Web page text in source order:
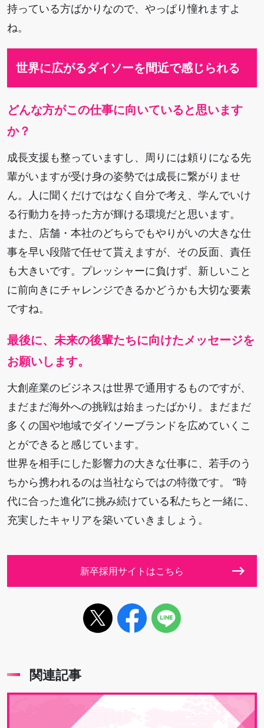
持っている方ばかりなので、やっぱり憧れますよ
ね。
世界に広がるダイソーを間近で感じられる
どんな方がこの仕事に向いていると思います
か？
成長支援も整っていますし、周りには頼りになる先
輩がいますが受け身の姿勢では成長に繋がりませ
ん。人に聞くだけではなく自分で考え、学んでいけ
る行動力を持った方が輝ける環境だと思います。
また、店舗・本社のどちらでもやりがいの大きな仕
事を早い段階で任せて貰えますが、その反面、責任
も大きいです。プレッシャーに負けず、新しいこと
に前向きにチャレンジできるかどうかも大切な要素
ですね。
最後に、未来の後輩たちに向けたメッセージを
お願いします。
大創産業のビジネスは世界で通用するものですが、
まだまだ海外への挑戦は始まったばかり。まだまだ
多くの国や地域でダイソーブランドを広めていくこ
とができると感じています。
世界を相手にした影響力の大きな仕事に、若手のう
ちから携われるのは当社ならではの特徴です。 “時
代に合った進化”に挑み続けている私たちと一緒に、
充実したキャリアを築いていきましょう。
新卒採用サイトはこちら
関連記事